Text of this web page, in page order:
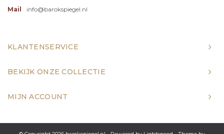
Mail
info@barokspiegel.nl
KLANTENSERVICE
BEKIJK ONZE COLLECTIE
MIJN ACCOUNT